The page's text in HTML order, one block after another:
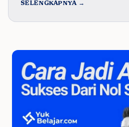
SELENGKAPNYA →